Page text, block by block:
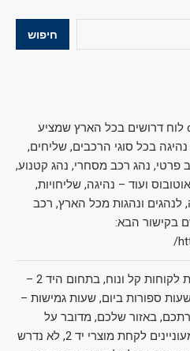
חיפוש
דרושים נהגים – drussimjobbs לוח דרושים בכל הארץ שמציע
בכל סוגי הרכבים, שליחים,
פרטי, נהג רכב מסחרי, נהג קטנוע,
ועוד – נהיגה, שליחויות,
לנהגים ונהגות מכל הארץ, רכב
בקישור הבא:
דרושים דרושות לעבודה בשירות לקוחות קל ונוח, בתחום היד 2 –
ספורות ביום, שעות גמישות –
באזור שלכם, מדובר על
מענה טלפוני ופיזי ללקוחות המעוניינים לקחת מוצרי יד 2, לא נדרש